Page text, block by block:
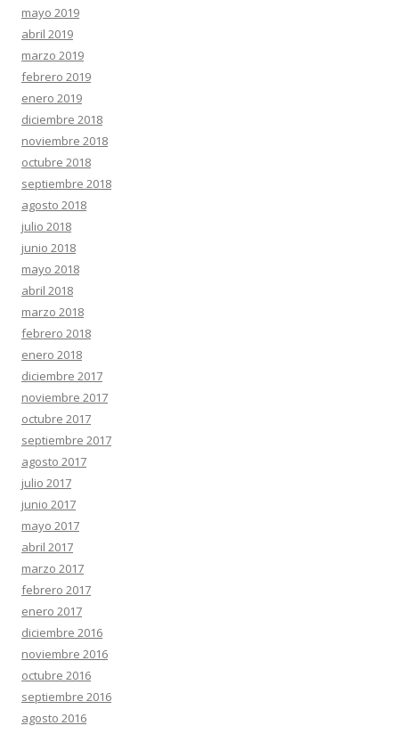
mayo 2019
abril 2019
marzo 2019
febrero 2019
enero 2019
diciembre 2018
noviembre 2018
octubre 2018
septiembre 2018
agosto 2018
julio 2018
junio 2018
mayo 2018
abril 2018
marzo 2018
febrero 2018
enero 2018
diciembre 2017
noviembre 2017
octubre 2017
septiembre 2017
agosto 2017
julio 2017
junio 2017
mayo 2017
abril 2017
marzo 2017
febrero 2017
enero 2017
diciembre 2016
noviembre 2016
octubre 2016
septiembre 2016
agosto 2016